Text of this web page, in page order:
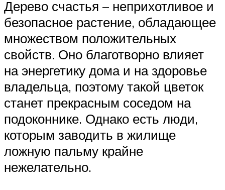
Дерево счастья – неприхотливое и
безопасное растение, обладающее
множеством положительных
свойств. Оно благотворно влияет
на энергетику дома и на здоровье
владельца, поэтому такой цветок
станет прекрасным соседом на
подоконнике. Однако есть люди,
которым заводить в жилище
ложную пальму крайне
нежелательно.